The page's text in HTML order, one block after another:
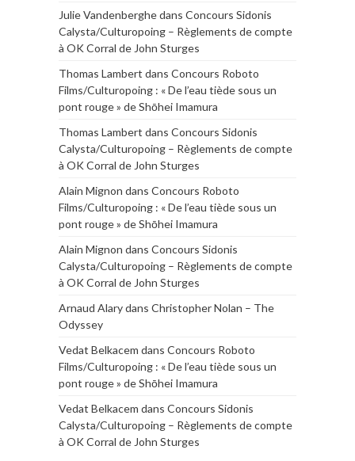
Julie Vandenberghedans Concours Sidonis
Calysta/Culturopoing – Règlements de compte
à OK Corral de John Sturges
Thomas Lambert dans Concours Roboto
Films/Culturopoing : « De l’eau tiède sous un
pont rouge » de Shōhei Imamura
Thomas Lambert dans Concours Sidonis
Calysta/Culturopoing – Règlements de compte
à OK Corral de John Sturges
Alain Mignon dans Concours Roboto
Films/Culturopoing : « De l’eau tiède sous un
pont rouge » de Shōhei Imamura
Alain Mignon dans Concours Sidonis
Calysta/Culturopoing – Règlements de compte
à OK Corral de John Sturges
Arnaud Alarydans Christopher Nolan – The
Odyssey
Vedat Belkacem dans Concours Roboto
Films/Culturopoing : « De l’eau tiède sous un
pont rouge » de Shōhei Imamura
Vedat Belkacem dans Concours Sidonis
Calysta/Culturopoing – Règlements de compte
à OK Corral de John Sturges